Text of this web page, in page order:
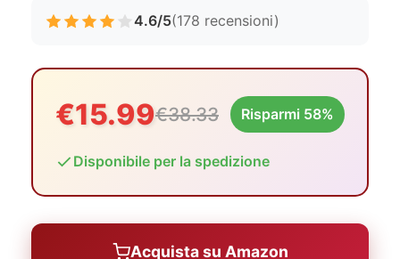
4.6/5(178 recensioni)
€15.99€38.33 Risparmi 58%
Disponibile per la spedizione
Acquista su Amazon